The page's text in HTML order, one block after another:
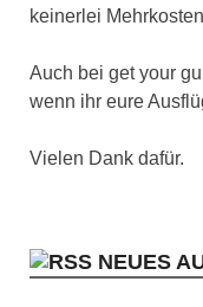
keinerlei
Auch bei get your
wenn ihr eure
Vielen Dank dafür.
NEUES